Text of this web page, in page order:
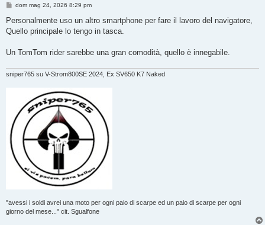
M
s
a
i
dom mag 24, 2026 8:29 pm
Personalmente uso un altro smartphone per fare il lavoro del navigatore,
Quello principale lo tengo in tasca.
Un TomTom rider sarebbe una gran comodità, quello è innegabile.
sniper765 su V-Strom800SE 2024, Ex SV650 K7 Naked
"avessi i soldi avrei una moto per ogni paio di scarpe ed un paio di scarpe per ogni
giorno del mese..." cit. Sgualfone